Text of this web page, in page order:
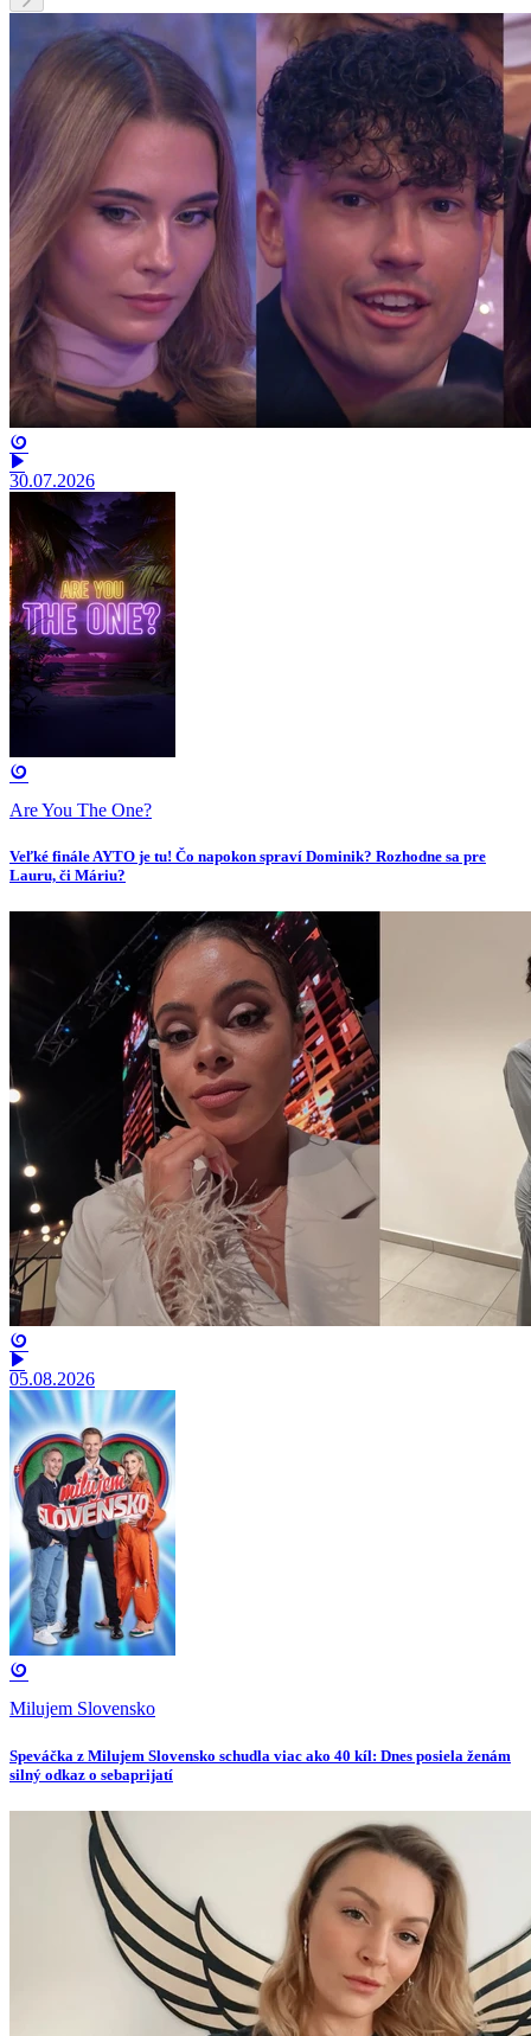
30.07.2026
Are You The One?
Veľké finále AYTO je tu! Čo napokon spraví Dominik? Rozhodne sa pre
Lauru, či Máriu?
05.08.2026
Milujem Slovensko
Speváčka z Milujem Slovensko schudla viac ako 40 kíl: Dnes posiela ženám
silný odkaz o sebaprijatí